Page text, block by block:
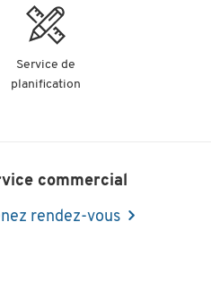
Service de
planification
commercial
rendez-vous